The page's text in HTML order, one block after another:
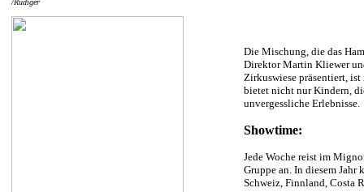
/Rüdiger
Die Mischung, die das
Direktor Martin Kliewer
Zirkuswiese präsentiert,
bietet nicht nur Kindern,
unvergessliche Erlebnisse.
Showtime:
Jede Woche reist im
Gruppe an. In diesem Jahr
Schweiz, Finnland, Costa